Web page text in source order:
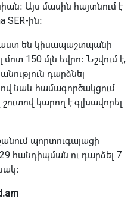
Այս մասին հայտնում է
SER-ին։
են կիսապաշտպանի
150 մլն եվրո։ Նշվում է,
դարձնել
նաև համագործակցում
կարող է գլխավորել
պորտուգալացի
հանդիպման ու դարձել 7